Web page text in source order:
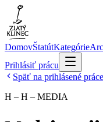
DomovŠtatútKategórie
Prihlásiť prácu
Späť na prihlásené práce
H – H – MEDIA